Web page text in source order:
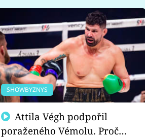
SHOWBYZNYS
poraženého Vémolu. Proč